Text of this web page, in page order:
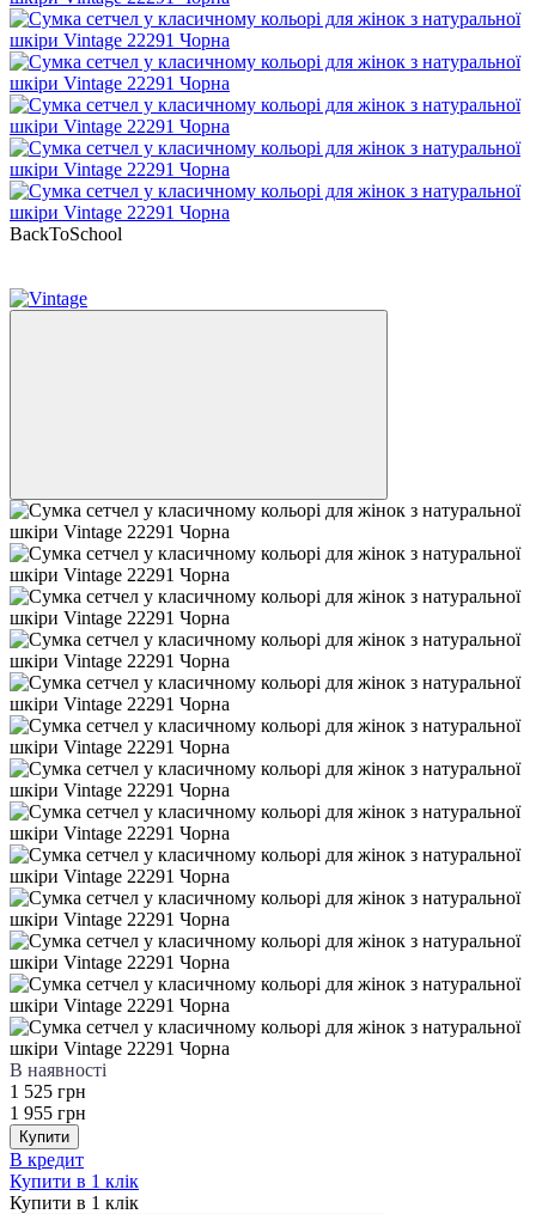
BackToSchool
В наявності
1 525 грн
1 955 грн
Купити
В кредит
Купити в 1 клік
Купити в 1 клік